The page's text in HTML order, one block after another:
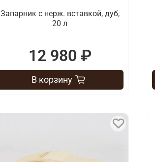
Запарник с нерж. вставкой, дуб,
20 л
12 980 ₽
В корзину